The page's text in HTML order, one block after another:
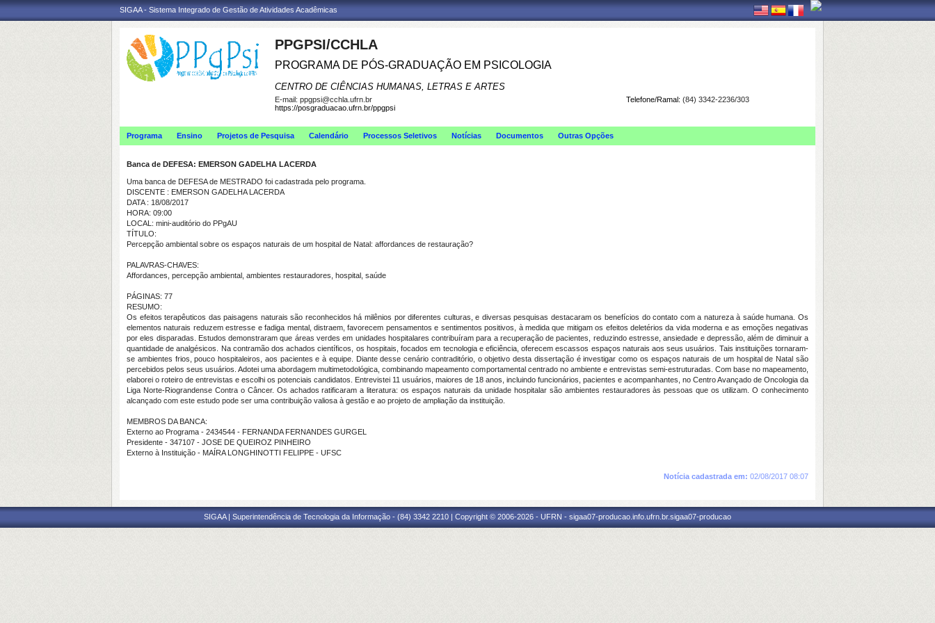
SIGAA - Sistema Integrado de Gestão de Atividades Acadêmicas
PPGPSI/CCHLA
PROGRAMA DE PÓS-GRADUAÇÃO EM PSICOLOGIA
CENTRO DE CIÊNCIAS HUMANAS, LETRAS E ARTES
Telefone/Ramal: (84) 3342-2236/303
E-mail: ppgpsi@cchla.ufrn.br
https://posgraduacao.ufrn.br/ppgpsi
Programa Ensino Projetos de Pesquisa Calendário Processos Seletivos Notícias Documentos Outras Opções
Banca de DEFESA: EMERSON GADELHA LACERDA
Uma banca de DEFESA de MESTRADO foi cadastrada pelo programa.
DISCENTE : EMERSON GADELHA LACERDA
DATA : 18/08/2017
HORA: 09:00
LOCAL: mini-auditório do PPgAU
TÍTULO:
Percepção ambiental sobre os espaços naturais de um hospital de Natal: affordances de restauração?
PALAVRAS-CHAVES:
Affordances, percepção ambiental, ambientes restauradores, hospital, saúde
PÁGINAS: 77
RESUMO:
Os efeitos terapêuticos das paisagens naturais são reconhecidos há milênios por diferentes culturas, e diversas pesquisas destacaram os benefícios do contato com a natureza à saúde humana. Os
elementos naturais reduzem estresse e fadiga mental, distraem, favorecem pensamentos e sentimentos positivos, à medida que mitigam os efeitos deletérios da vida moderna e as emoções negativas
por eles disparadas. Estudos demonstraram que áreas verdes em unidades hospitalares contribuíram para a recuperação de pacientes, reduzindo estresse, ansiedade e depressão, além de diminuir a
quantidade de analgésicos. Na contramão dos achados científicos, os hospitais, focados em tecnologia e eficiência, oferecem escassos espaços naturais aos seus usuários. Tais instituições tornaram-
se ambientes frios, pouco hospitaleiros, aos pacientes e à equipe. Diante desse cenário contraditório, o objetivo desta dissertação é investigar como os espaços naturais de um hospital de Natal são
percebidos pelos seus usuários. Adotei uma abordagem multimetodológica, combinando mapeamento comportamental centrado no ambiente e entrevistas semi-estruturadas. Com base no mapeamento,
elaborei o roteiro de entrevistas e escolhi os potenciais candidatos. Entrevistei 11 usuários, maiores de 18 anos, incluindo funcionários, pacientes e acompanhantes, no Centro Avançado de Oncologia da
Liga Norte-Riograndense Contra o Câncer. Os achados ratificaram a literatura: os espaços naturais da unidade hospitalar são ambientes restauradores às pessoas que os utilizam. O conhecimento
alcançado com este estudo pode ser uma contribuição valiosa à gestão e ao projeto de ampliação da instituição.
MEMBROS DA BANCA:
Externo ao Programa - 2434544 - FERNANDA FERNANDES GURGEL
Presidente - 347107 - JOSE DE QUEIROZ PINHEIRO
Externo à Instituição - MAÍRA LONGHINOTTI FELIPPE - UFSC
Notícia cadastrada em: 02/08/2017 08:07
SIGAA | Superintendência de Tecnologia da Informação - (84) 3342 2210 | Copyright © 2006-2026 - UFRN - sigaa07-producao.info.ufrn.br.sigaa07-producao